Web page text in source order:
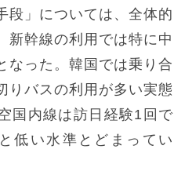
段」については、全体的
新幹線の利用では特に中
なった。韓国では乗り合
りバスの利用が多い実態
国内線は訪日経験1回で
低い水準とどまってい